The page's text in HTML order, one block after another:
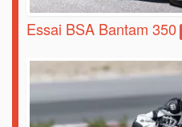
Essai BSA Bantam 350